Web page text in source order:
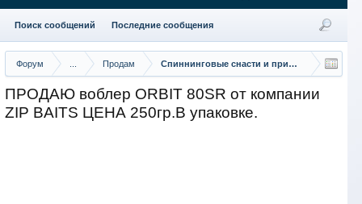
Форум Продам Спиннинговые снасти и приманки
ПРОДАЮ воблер ORBIT 80SR от компании
ZIP BAITS ЦЕНА 250гр.В упаковке.
Поиск сообщений Последние сообщения